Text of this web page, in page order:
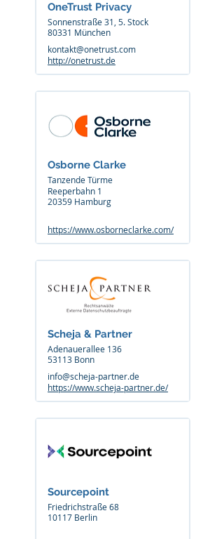
OneTrust Privacy
Sonnenstraße 31, 5. Stock
80331 München
kontakt@onetrust.com
http://onetrust.de
Osborne Clarke
Tanzende Türme
Reeperbahn 1
20359 Hamburg
https://www.osborneclarke.com/
Scheja & Partner
Adenauerallee 136
53113 Bonn
info@scheja-partner.de
https://www.scheja-partner.de/
Sourcepoint
Friedrichstraße 68
10117 Berlin